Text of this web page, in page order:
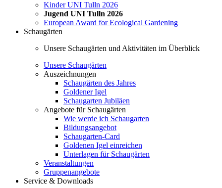
Kinder UNI Tulln 2026
Jugend UNI Tulln 2026
European Award for Ecological Gardening
Schaugärten
Unsere Schaugärten und Aktivitäten im Überblick
Unsere Schaugärten
Auszeichnungen
Schaugärten des Jahres
Goldener Igel
Schaugarten Jubiläen
Angebote für Schaugärten
Wie werde ich Schaugarten
Bildungsangebot
Schaugarten-Card
Goldenen Igel einreichen
Unterlagen für Schaugärten
Veranstaltungen
Gruppenangebote
Service & Downloads